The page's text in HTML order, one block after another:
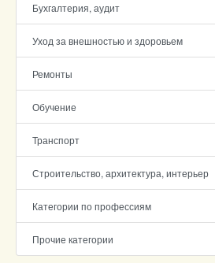
Бухгалтерия, аудит
Уход за внешностью и здоровьем
Ремонты
Обучение
Транспорт
Строительство, архитектура, интерьер
Категории по профессиям
Прочие категории